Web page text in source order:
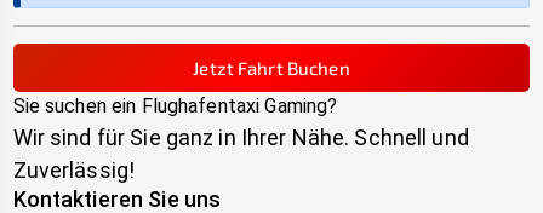
Jetzt Fahrt Buchen
Sie suchen ein Flughafentaxi Gaming?
Wir sind für Sie ganz in Ihrer Nähe. Schnell und
Zuverlässig!
Kontaktieren Sie uns